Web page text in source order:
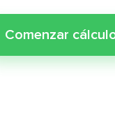
Comenzar